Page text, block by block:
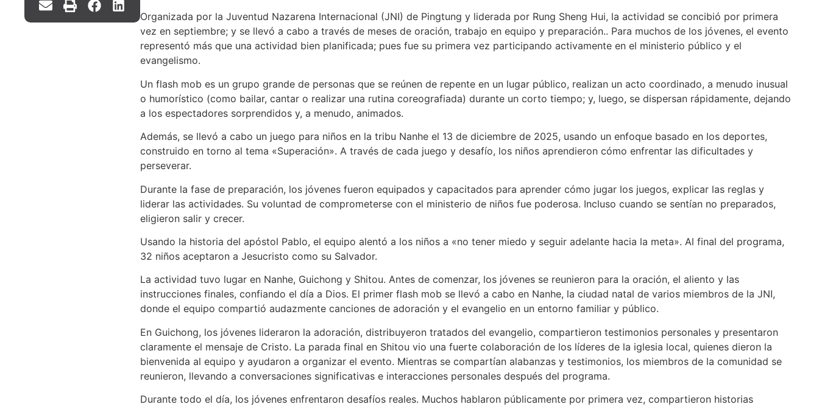
Organizada por la Juventud Nazarena Internacional (JNI) de Pingtung y liderada por Rung Sheng Hui, la actividad se concibió por primera
vez en septiembre; y se llevó a cabo a través de meses de oración, trabajo en equipo y preparación.. Para muchos de los jóvenes, el evento
representó más que una actividad bien planificada; pues fue su primera vez participando activamente en el ministerio público y el
evangelismo.
Un flash mob es un grupo grande de personas que se reúnen de repente en un lugar público, realizan un acto coordinado, a menudo inusual
o humorístico (como bailar, cantar o realizar una rutina coreografiada) durante un corto tiempo; y, luego, se dispersan rápidamente, dejando
a los espectadores sorprendidos y, a menudo, animados.
Además, se llevó a cabo un juego para niños en la tribu Nanhe el 13 de diciembre de 2025, usando un enfoque basado en los deportes,
construido en torno al tema «Superación». A través de cada juego y desafío, los niños aprendieron cómo enfrentar las dificultades y
perseverar.
Durante la fase de preparación, los jóvenes fueron equipados y capacitados para aprender cómo jugar los juegos, explicar las reglas y
liderar las actividades. Su voluntad de comprometerse con el ministerio de niños fue poderosa. Incluso cuando se sentían no preparados,
eligieron salir y crecer.
Usando la historia del apóstol Pablo, el equipo alentó a los niños a «no tener miedo y seguir adelante hacia la meta». Al final del programa,
32 niños aceptaron a Jesucristo como su Salvador.
La actividad tuvo lugar en Nanhe, Guichong y Shitou. Antes de comenzar, los jóvenes se reunieron para la oración, el aliento y las
instrucciones finales, confiando el día a Dios. El primer flash mob se llevó a cabo en Nanhe, la ciudad natal de varios miembros de la JNI,
donde el equipo compartió audazmente canciones de adoración y el evangelio en un entorno familiar y público.
En Guichong, los jóvenes lideraron la adoración, distribuyeron tratados del evangelio, compartieron testimonios personales y presentaron
claramente el mensaje de Cristo. La parada final en Shitou vio una fuerte colaboración de los líderes de la iglesia local, quienes dieron la
bienvenida al equipo y ayudaron a organizar el evento. Mientras se compartían alabanzas y testimonios, los miembros de la comunidad se
reunieron, llevando a conversaciones significativas e interacciones personales después del programa.
Durante todo el día, los jóvenes enfrentaron desafíos reales. Muchos hablaron públicamente por primera vez, compartieron historias